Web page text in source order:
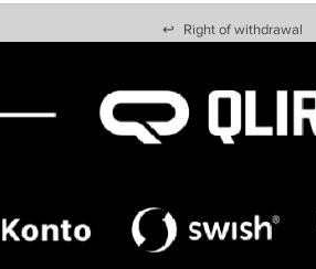
↩ Right of withdrawal